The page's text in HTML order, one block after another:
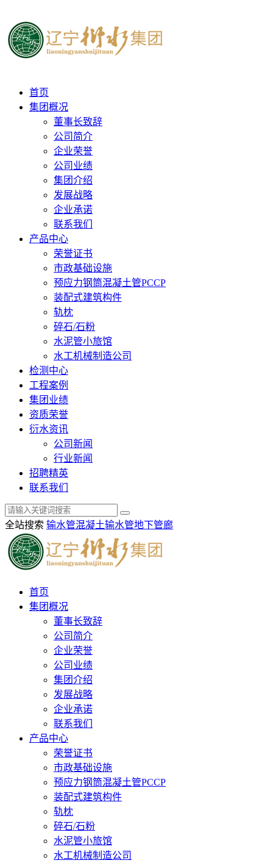
首页
集团概况
董事长致辞
公司简介
企业荣誉
公司业绩
集团介绍
发展战略
企业承诺
联系我们
产品中心
荣誉证书
市政基础设施
预应力钢筒混凝土管PCCP
装配式建筑构件
轨枕
碎石/石粉
水泥管小旅馆
水工机械制造公司
检测中心
工程案例
集团业绩
资质荣誉
衍水资讯
公司新闻
行业新闻
招聘精英
联系我们
全站搜索 输水管混凝土输水管地下管廊
首页
集团概况
董事长致辞
公司简介
企业荣誉
公司业绩
集团介绍
发展战略
企业承诺
联系我们
产品中心
荣誉证书
市政基础设施
预应力钢筒混凝土管PCCP
装配式建筑构件
轨枕
碎石/石粉
水泥管小旅馆
水工机械制造公司